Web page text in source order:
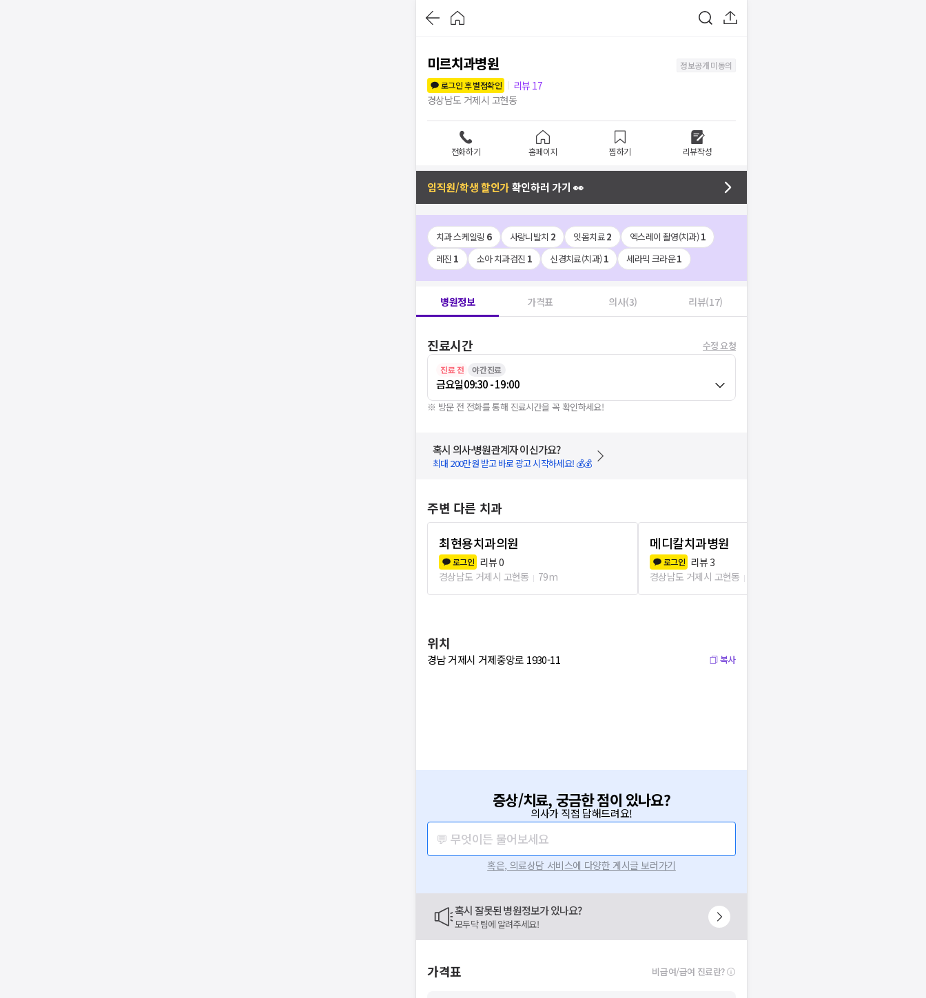
미르치과병원
정보공개 미동의
로그인 후 별점확인
리뷰 17
경상남도 거제시 고현동
전화하기 홈페이지 찜하기 리뷰작성
임직원/학생 할인가확인하러 가기 👀
치과 스케일링 6 사랑니발치 2 잇몸치료2 엑스레이 촬영(치과)1
레진 1 소아 치과검진 1 신경치료(치과)1 세라믹 크라운1
병원정보 가격표 의사(3) 리뷰(17)
진료시간 수정 요청
진료 전 야간진료
금요일09:30 - 19:00
※ 방문 전 전화를 통해 진료시간을 꼭 확인하세요!
혹시 의사·병원관계자 이신가요?
최대 200만원 받고 바로 광고 시작하세요! 💰💰
주변 다른 치과
최현용치과의원
로그인 리뷰0
경상남도 거제시 고현동
79m
메디칼치과병원
로그인 리뷰 3
경상남도 거제시 고현동
위치
경남 거제시 거제중앙로 1930-11 복사
증상/치료, 궁금한 점이 있나요?
의사가 직접 답해드려요!
💬 무엇이든 물어보세요
혹은, 의료상담 서비스에 다양한 게시글 보러가기
혹시 잘못된 병원정보가 있나요?
모두닥 팀에 알려주세요!
가격표 비급여/급여 진료란?